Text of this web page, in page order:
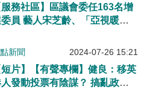
好國家安全守護人 鄧炳強：國
份認同對維護國家安全至關重
服務社區】區議會委任163名增
員 藝人宋芝齡、「亞視暖
唯才
新聞 2024-07-26 15:21
短片】【有聲專欄】健良：移英
發動投票有陰謀？ 搞亂政壇